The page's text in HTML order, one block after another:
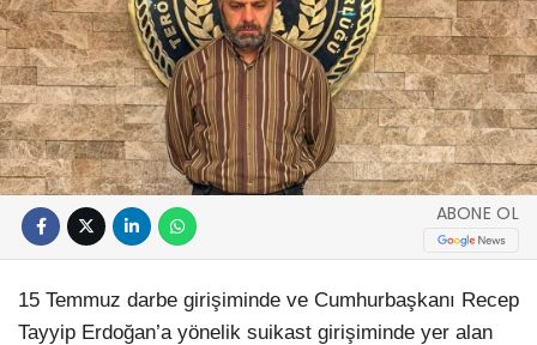
ABONE OL
15 Temmuz darbe girişiminde ve Cumhurbaşkanı Recep
Tayyip Erdoğan’a yönelik suikast girişiminde yer alan